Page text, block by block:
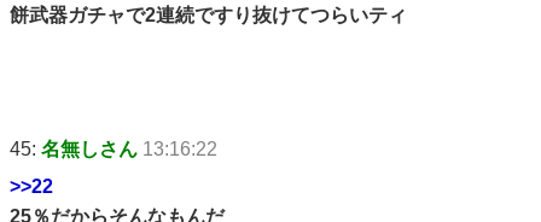
餅武器ガチャで2連続ですり抜けてつらいティ
45: 名無しさん 13:16:22
>>22
25％だからそんなもんだ